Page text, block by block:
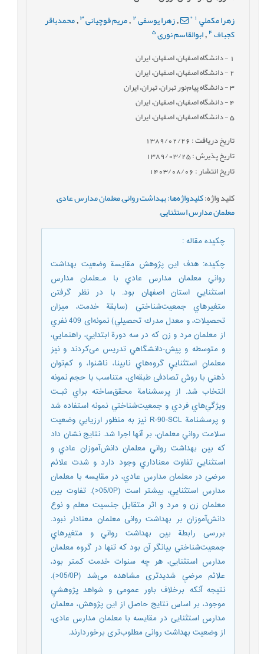
زهرا مكملي *
,زهرا یوسفی 2
, مریم قوچيانی 3
,محمدباقر
كجباف4
,ابوالقاسم نوری 5
- دانشگاه اصفهان، اصفهان، ایران
2- دانشگاه اصفهان، اصفهان، ایران
3- دانشگاه پيام‌نور تهران، تهران، ایران
4- دانشگاه اصفهان، اصفهان، ایران
5- دانشگاه اصفهان، اصفهان، ایران
تاریخ دریافت : 1389/02/26
تاریخ پذیرش : 1389/03/25
تاریخ انتشار : 1403/08/06
کلید واژه:كليدواژه‌ها: بهداشت روانی,معلمان مدارس عادی,
معلمان مدارس استثنايی,
چکیده مقاله:
چكيده: هدف اين پژوهش مقايسة وضعيت بهداشت
رواني معلمان مدارس عادي با مـعلمان مدارس
استثنايي استان اصفهان بود. با در نظر گرفتن
متغيرهاي جمعيت‌شناختي (سابقة خدمت، ميزان
تحصيلات، و معدل مدرك تحصيلي) نمونه‌ای 409 نفري
از معلمان مرد و زن که در سه دورة ابتدايي، راهنمايي،
و متوسطه و پيش-دانشگاهي تدریس می‌کردند و نیز
معلمانِ استثناييِ گروه‌هاي نابينا، ناشنوا، و كم‌توان
ذهني با روش تصادفی طبقه‌ای، متناسب با حجم نمونه
انتخاب شد. از پرسشنامة محقق‌ساخته براي ثبـت
ويژگي‌هاي فردي و جمعيت‌شناختي نمونه استفاده شد
و پرسشنامة R-90-SCL نیز به منظور ارزيابي وضعيت
سلامت رواني معلمان، بر آنها اجرا شد. نتايج نشان داد
كه بين بهداشت رواني معلمان دانش‌آموزان عادي و
استثنایي تفاوت معناداري وجود دارد و شدت علائم
مرضي در معلمان مدارس عادي، در مقایسه با معلمان
مدارس استثنایي، بيشتر است (05/0P<). تفاوت بين
معلمان زن و مرد و اثر متقابل جنسيت معلم و نوع
دانش‌آموزان بر بهداشت روانی معلمان معنادار نبود.
بررسی رابطة بين بهداشت رواني و متغيرهاي
جمعيت‌شناختي بيانگر آن بود كه تنها در گروه معلمان
مدارس استثنایي، هر چه سنوات خدمت كمتر بود،
علائم مرضيِ شدیدتری مشاهده می‌شد (05/0P<).
نتیجه آنکه برخلاف باور عمومی و شواهد پژوهشيِ
موجود، بر اساس نتايج حاصل از اين پژوهش، معلمان
مدارس استثنايی در مقايسه با معلمان مدارس عادی،
از وضعيت بهداشت روانی مطلوب‌تری برخوردارند.